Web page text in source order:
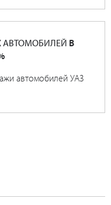
АВТОМОБИЛЕЙ В
автомобилей УАЗ